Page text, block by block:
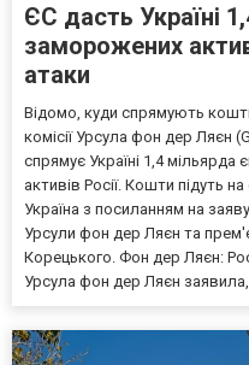
ЄС дасть Україні
заморожених
атаки
Відомо, куди спрямують
комісії Урсула фон дер Ляєн
спрямує Україні 1,4
активів Росії. Кошти підуть
Україна з посиланням на
Урсули фон дер Ляєн та
Корецького. Фон дер Ляєн:
Урсула фон дер Ляєн